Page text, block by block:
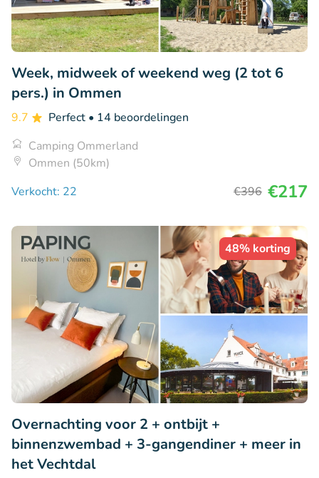
Week, midweek of weekend weg (2 tot 6
pers.) in Ommen
9.7 Perfect • 14 beoordelingen
Camping Ommerland
Ommen (50km)
Verkocht: 22
€396 €217
48% korting
Overnachting voor 2 + ontbijt +
binnenzwembad + 3-gangendiner + meer in
het Vechtdal